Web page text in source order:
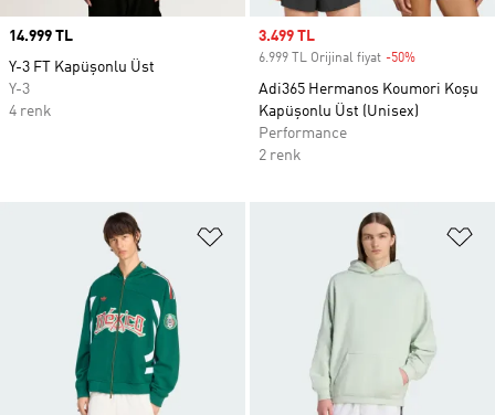
Price
14.999 TL
Y-3 FT Kapüşonlu Üst
Y-3
4 renk
Sale price
3.499 TL
6.999 TL Orijinal fiyat -50%
Adi365 Hermanos Koumori Koşu
Kapüşonlu Üst (Unisex)
Performance
2 renk
Favori Listesine Ekle